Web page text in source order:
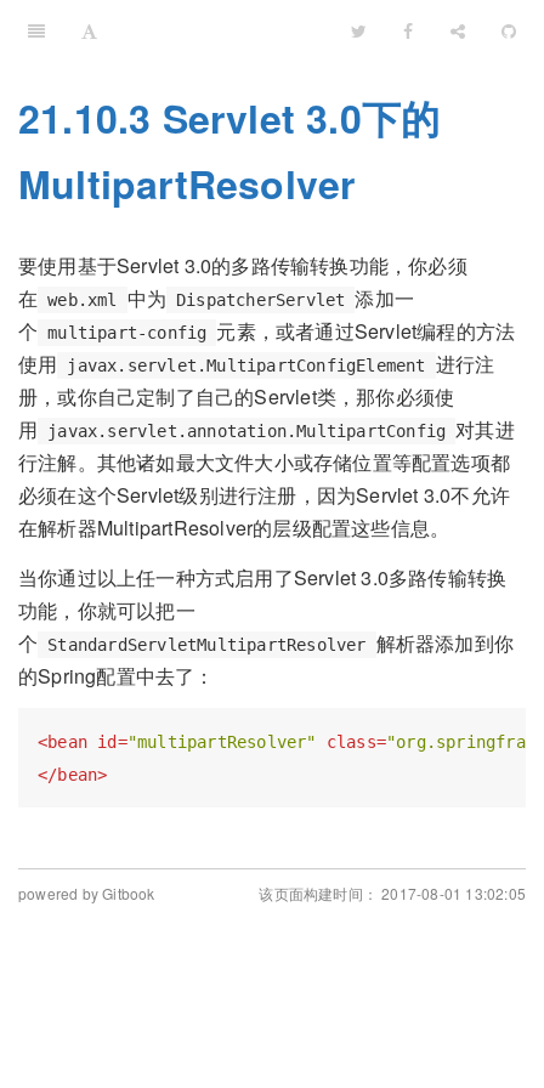
21.10.3 Servlet 3.0下的
MultipartResolver
要使用基于Servlet 3.0的多路传输转换功能，你必须
在 web.xml 中为 DispatcherServlet 添加一
个 multipart-config 元素，或者通过Servlet编程的方法
使用
javax.servlet.MultipartConfigElement
进行注
册，或你自己定制了自己的Servlet类，那你必须使
用
javax.servlet.annotation.MultipartConfig 对其进
行注解。其他诸如最大文件大小或存储位置等配置选项都
必须在这个Servlet级别进行注册，因为Servlet 3.0不允许
在解析器MultipartResolver的层级配置这些信息。
当你通过以上任一种方式启用了Servlet 3.0多路传输转换
功能，你就可以把一
个
StandardServletMultipartResolver 解析器添加到你
的Spring配置中去了：
<bean id="multipartResolver" class=
</bean>
powered by Gitbook 该页面构建时间： 2017-08-01 13:02:05